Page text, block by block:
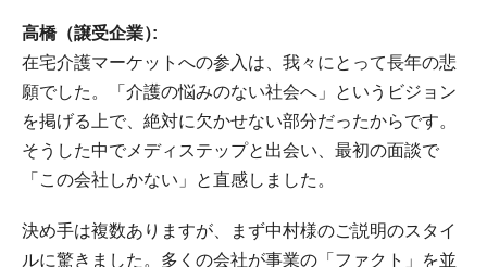
高橋（譲受企業）
在宅介護マーケットへの参入は、我々にとって長年の悲
願でした。「介護の悩みのない社会へ」というビジョン
を掲げる上で、絶対に欠かせない部分だったからです。
そうした中でメディステップと出会い、最初の面談で
「この会社しかない」と直感しました。
決め手は複数ありますが、まず中村様のご説明のスタイ
ルに驚きました。多くの会社が事業の「ファクト」を並